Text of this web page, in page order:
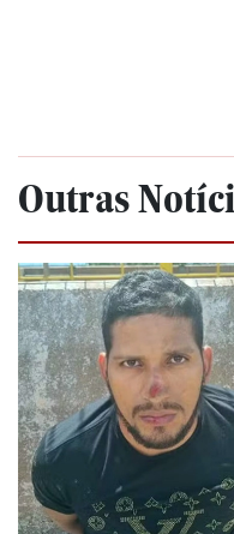
Outras